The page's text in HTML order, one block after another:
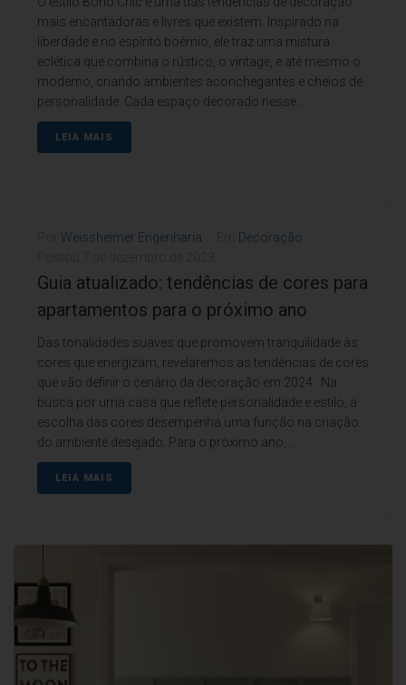
mais encantadoras e livres que existem. Inspirado na
liberdade e no espírito boêmio, ele traz uma mistura
eclética que combina o rústico, o vintage, e até mesmo o
moderno, criando ambientes aconchegantes e cheios de
personalidade. Cada espaço decorado nesse...
LEIA MAIS
Weissheimer Engenharia
Decoração
Guia atualizado: tendências de cores para
apartamentos para o próximo ano
Das tonalidades suaves que promovem tranquilidade às
cores que energizam, revelaremos as tendências de cores
que vão definir o cenário da decoração em 2024. Na
busca por uma casa que reflete personalidade e estilo, a
escolha das cores desempenha uma função na criação
do ambiente desejado. Para o próximo ano,...
LEIA MAIS